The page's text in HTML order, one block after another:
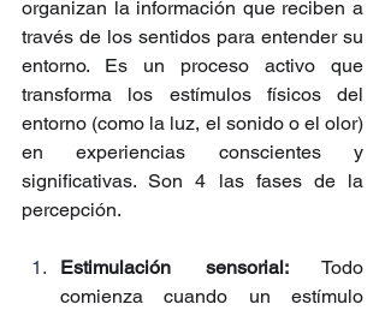
organizan la información que reciben a
través de los sentidos para entender su
entorno. Es un proceso activo que
transforma los estímulos físicos del
entorno (como la luz, el sonido o el olor)
en experiencias conscientes y
significativas. Son 4 las fases de la
percepción.
Estimulación sensorial: Todo
comienza cuando un estímulo